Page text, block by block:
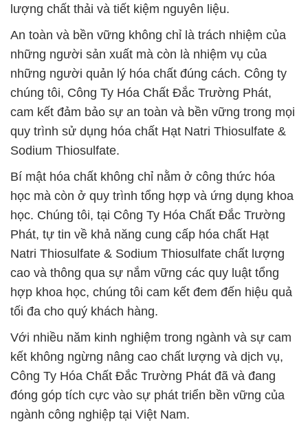
lượng chất thải và tiết kiệm nguyên liệu.
An toàn và bền vững không chỉ là trách nhiệm của
những người sản xuất mà còn là nhiệm vụ của
những người quản lý hóa chất đúng cách. Công ty
chúng tôi, Công Ty Hóa Chất Đắc Trường Phát,
cam kết đảm bảo sự an toàn và bền vững trong mọi
quy trình sử dụng hóa chất Hạt Natri Thiosulfate &
Sodium Thiosulfate.
Bí mật hóa chất không chỉ nằm ở công thức hóa
học mà còn ở quy trình tổng hợp và ứng dụng khoa
học. Chúng tôi, tại Công Ty Hóa Chất Đắc Trường
Phát, tự tin về khả năng cung cấp hóa chất Hạt
Natri Thiosulfate & Sodium Thiosulfate chất lượng
cao và thông qua sự nắm vững các quy luật tổng
hợp khoa học, chúng tôi cam kết đem đến hiệu quả
tối đa cho quý khách hàng.
Với nhiều năm kinh nghiệm trong ngành và sự cam
kết không ngừng nâng cao chất lượng và dịch vụ,
Công Ty Hóa Chất Đắc Trường Phát đã và đang
đóng góp tích cực vào sự phát triển bền vững của
ngành công nghiệp tại Việt Nam.